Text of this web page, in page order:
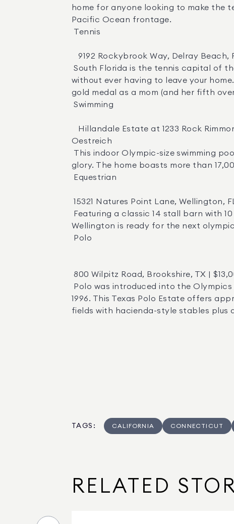
home for anyone looking to make the
Pacific Ocean frontage.
   9192 Rockybrook Way, Delray Beach, FL | $21,950,000  |  Agent:  Senada Adzem
South Florida is the tennis capital of the world, and this compound in Delray Beach is the perfect place to sharpen your skills
without ever having to leave your
gold medal as a mom (and her fifth
Swimming
Oestreich
glory. The home boasts more than
15321 Natures Point Lane, Wellington, FL | $11,600,000  |  Agent:  Martha Wachtel Jolicoeur PA
Wellington is ready for the next
800 Wilpitz Road, Brookshire, TX | $13,000,000  |  Agent: Laura Mudd
1996. This Texas Polo Estate offers
fields with hacienda-style stables plus
TAGS : CALIFORNIA CONNECTICUT
RELATED